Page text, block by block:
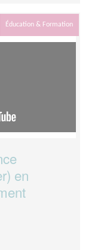
Éducation & Formation
en